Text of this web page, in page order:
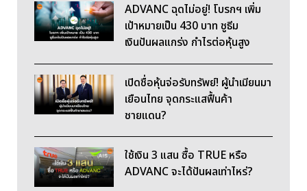
ADVANC ฉุดไม่อยู่! โบรกฯ เพิ่ม
เป้าหมายเป็น 430 บาท ชูธีม
เงินปันผลแกร่ง กำไรต่อหุ้นสูง
เปิดชื่อหุ้นจ่อรับทรัพย์! ผู้นำเมียนมา
เยือนไทย จุดกระแสฟื้นค้า
ชายแดน?
ใช้เงิน 3 แสน ซื้อ TRUE หรือ
ADVANC จะได้ปันผลเท่าไหร่?